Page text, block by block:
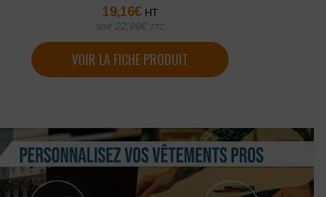
19,16€ HT
soit 22,99€ TTC
VOIR LA FICHE PRODUIT